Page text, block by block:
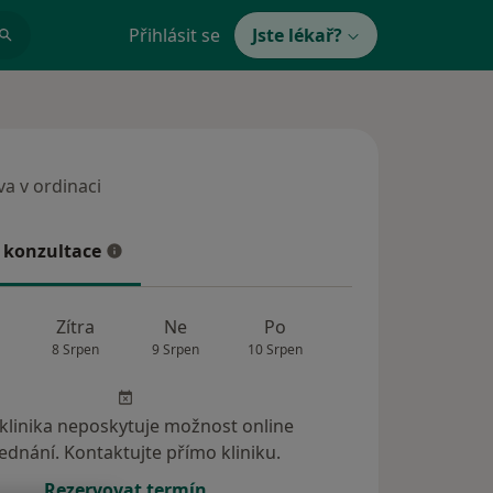
Přihlásit se Jste lékař?
v ordinaci
v ordinaci
Zítra
8 Srpen
Ne
9 Srpen
Po
10 Srpen
neposkytuje možnost online
Kontaktujte přímo kliniku.